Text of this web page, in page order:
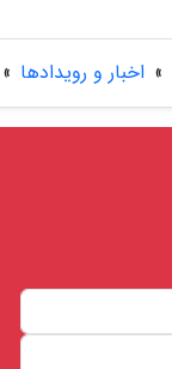
» اخبار و رویدادها »